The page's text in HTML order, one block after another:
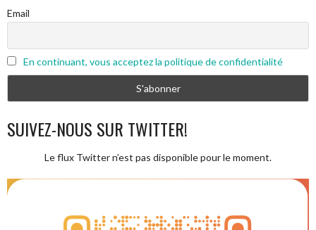
Email
En continuant, vous acceptez la politique de confidentialité
SUIVEZ-NOUS SUR TWITTER!
Le flux Twitter n’est pas disponible pour le moment.